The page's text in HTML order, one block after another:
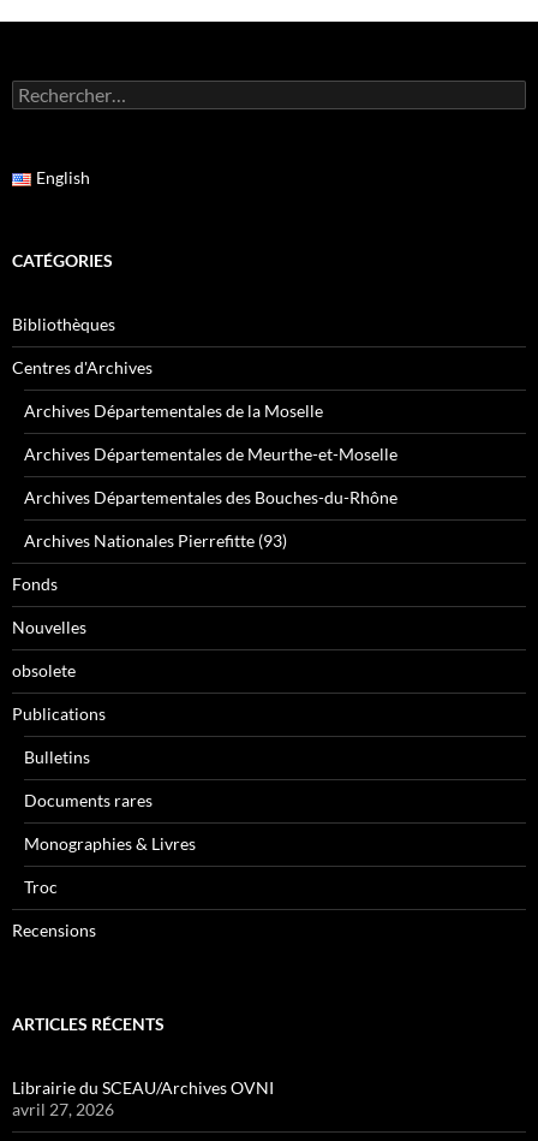
articles
Rechercher :
English
CATÉGORIES
Bibliothèques
Centres d'Archives
Archives Départementales de la Moselle
Archives Départementales de Meurthe-et-Moselle
Archives Départementales des Bouches-du-Rhône
Archives Nationales Pierrefitte (93)
Fonds
Nouvelles
obsolete
Publications
Bulletins
Documents rares
Monographies & Livres
Troc
Recensions
ARTICLES RÉCENTS
Librairie du SCEAU/Archives OVNI
avril 27, 2026